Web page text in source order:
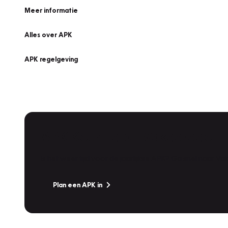
Meer informatie
Alles over APK
APK regelgeving
Plan een APK in